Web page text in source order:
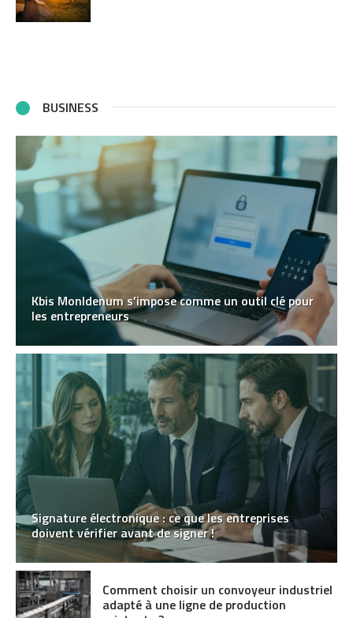
BUSINESS
Kbis MonIdenum s’impose comme un outil clé pour
les entrepreneurs
Signature électronique : ce que les entreprises
doivent vérifier avant de signer !
Comment choisir un convoyeur industriel
adapté à une ligne de production